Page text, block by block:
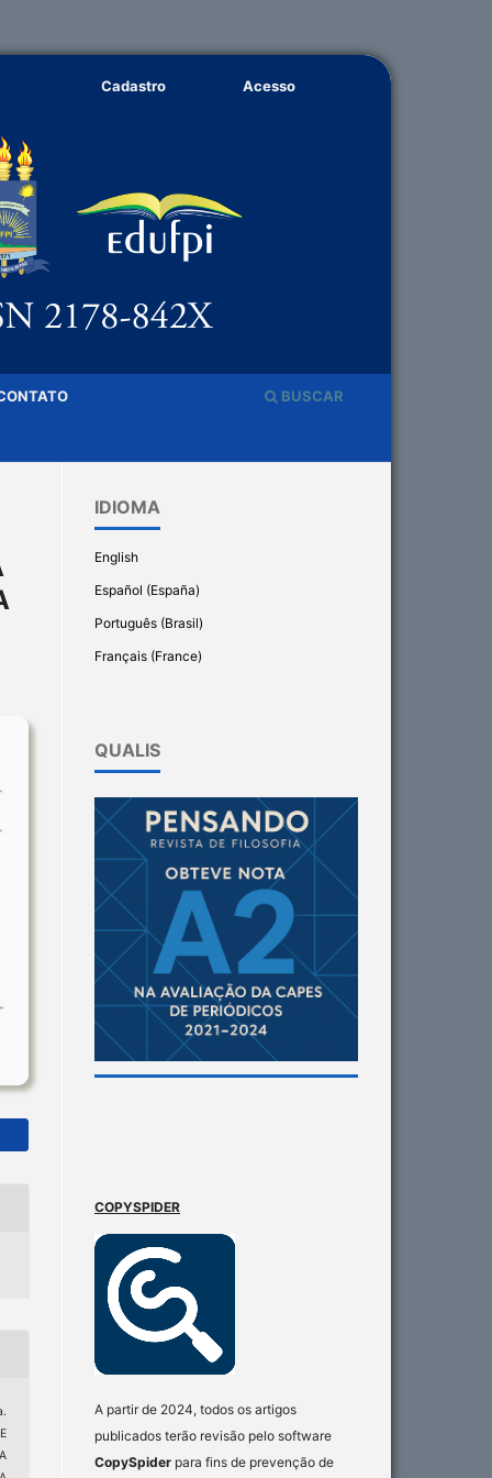
BUSCAR
Cadastro Acesso
IDIOMA
English
Español (España)
Português (Brasil)
Français (France)
QUALIS
COPYSPIDER
A partir de 2024, todos os artigos
publicados terão revisão pelo software
CopySpider para fins de prevenção de